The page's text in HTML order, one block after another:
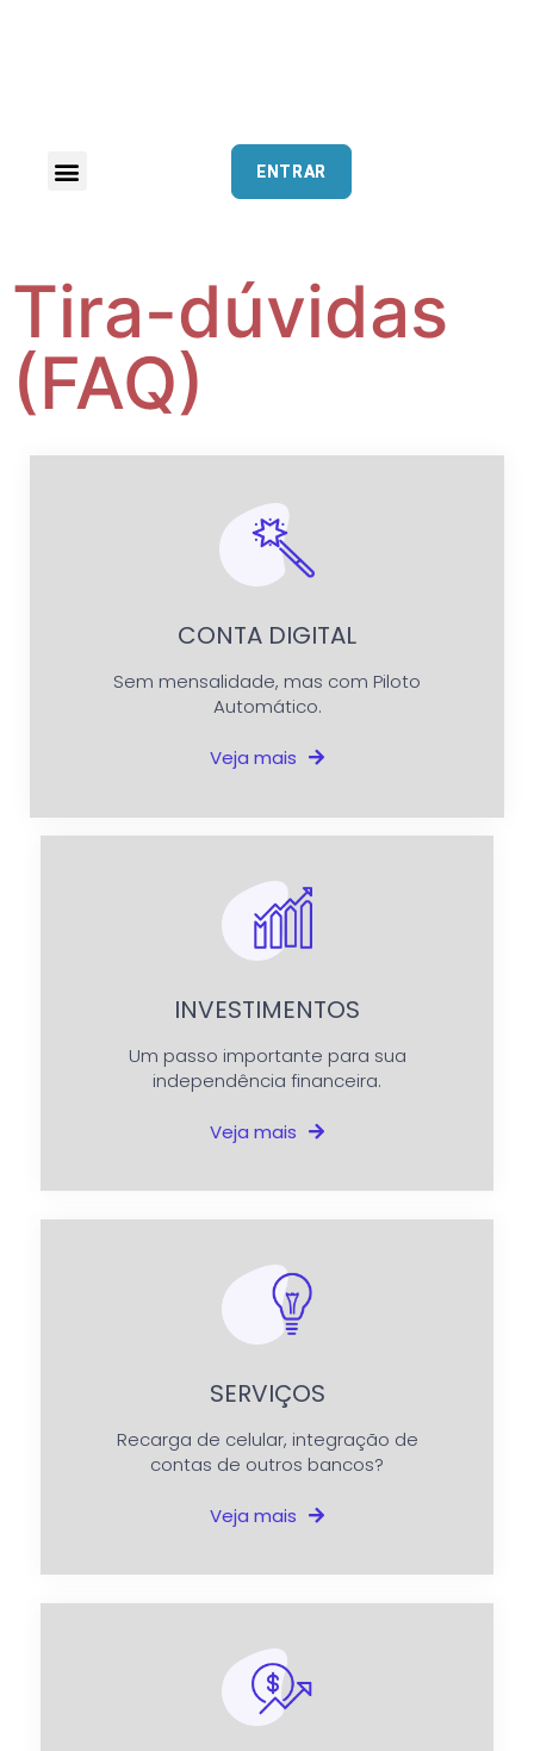
ENTRAR
Tira-dúvidas
(FAQ)
CONTA DIGITAL
Sem mensalidade, mas com Piloto
Automático.
Veja mais
INVESTIMENTOS
Um passo importante para sua
independência financeira.
Veja mais
SERVIÇOS
Recarga de celular, integração de
contas de outros bancos?
Veja mais